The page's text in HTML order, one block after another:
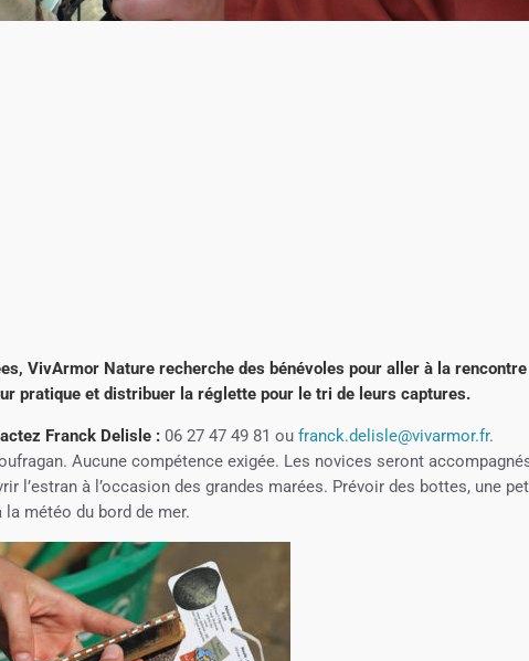
VivArmor Nature recherche des bénévoles pour aller à la
pratique et distribuer la réglette pour le tri de leurs captures.
Franck Delisle : 06 27 47 49 81 oufranck.delisle@vivarmor.fr.
Aucune compétence exigée. Les novices seront
l’estran à l’occasion des grandes marées. Prévoir des bottes, une
la météo du bord de mer.